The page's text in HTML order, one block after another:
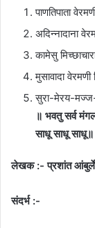
पाणतिपाता
अदिन्नादाना
कामेसु
मुसावादा
सुरा-मेरय-मज्ज-
॥ भवतु सर्व
साधू साधू साधू॥
लेखक :- प्रशांत आंबुर्ले
संदर्भ :-